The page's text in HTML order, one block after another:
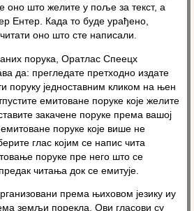
оно што желите у поље за текст, а
Ентер. Када то буде урађено,
оно што сте написали.
порука, Оратлас Спеецх
да: прегледате претходно издате
поруку једноставним кликом на њен
емитоване поруке које желите
закачене поруке према вашој
поруке које више не
глас којим се напис чита
поруке пре него што се
читања док се емитује.
према њиховом језику иу
земљи порекла. Ови гласови су